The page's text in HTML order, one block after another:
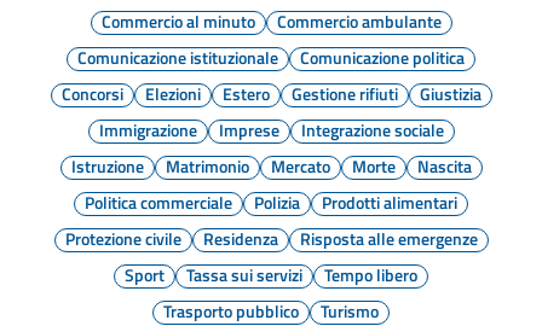
Commercio al minuto
Commercio ambulante
Comunicazione istituzionale
Comunicazione politica
Concorsi
Elezioni Estero Gestione rifiuti
Giustizia
Immigrazione
Imprese
Integrazione sociale
Istruzione
Matrimonio Mercato Morte
Nascita
Politica commerciale
Polizia
Prodotti alimentari
Protezione civile
Residenza
Risposta alle emergenze
Sport
Tassa sui servizi
Tempo libero
Trasporto pubblico
Turismo